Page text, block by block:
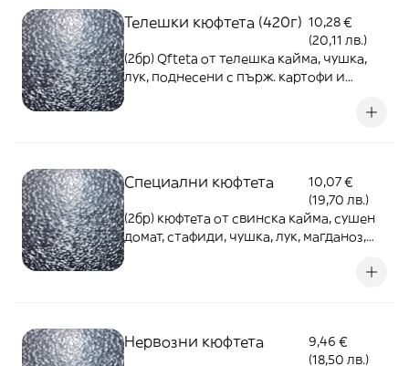
Телешки кюфтета (420г) 10,28 €
(20,11 лв.)
(2бр) Qfteta от телешка кайма, чушка,
лук, поднесени с пърж. картофи и
Специални кюфтета
10,07 €
(19,70 лв.)
(2бр) кюфтета от свинска кайма, сушен
домат, стафиди, чушка, лук, магданоз,
Нервозни кюфтета
9,46 €
(18,50 лв.)